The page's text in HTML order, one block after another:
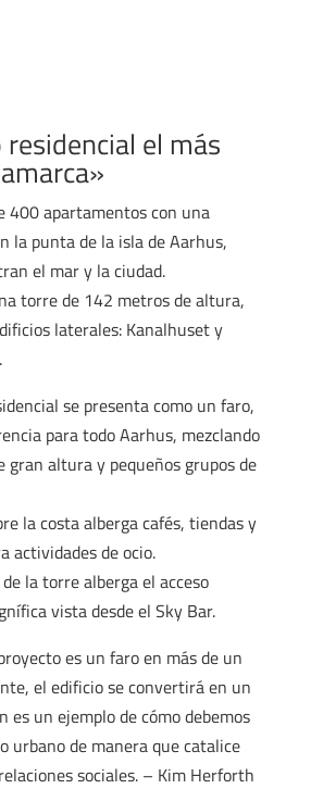
el más
400 apartamentos con una
la punta de la isla de Aarhus,
el mar y la ciudad.
torre de 142 metros de altura,
laterales: Kanalhuset y
se presenta como un faro,
para todo Aarhus, mezclando
gran altura y pequeños grupos de
la costa alberga cafés, tiendas y
actividades de ocio.
la torre alberga el acceso
vista desde el Sky Bar.
es un faro en más de un
el edificio se convertirá en un
es un ejemplo de cómo debemos
urbano de manera que catalice
sociales. – Kim Herforth